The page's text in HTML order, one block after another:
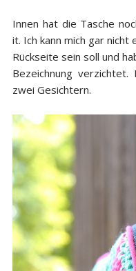
Innen hat die Tasche
it. Ich kann mich gar
Rückseite sein soll und
Bezeichnung
zwei Gesichtern.